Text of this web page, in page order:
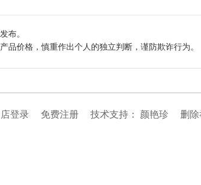
布。
价格，慎重作出个人的独立判断，谨防欺诈行为。
登录 免费注册 技术支持 ： 颜艳珍 删除